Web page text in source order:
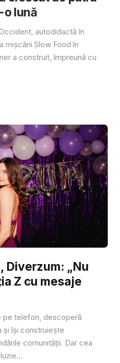
o lună
autodidactă în
mișcării Slow Food în
a construit, împreună cu
Diverzum: „Nu
Z cu mesaje
pe telefon, descoperă
și își construiește
comunității. Dar cea